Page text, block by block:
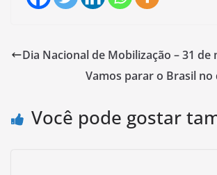
Dia Nacional de Mobilização – 31 de
Vamos parar o Brasil no
Você pode gostar